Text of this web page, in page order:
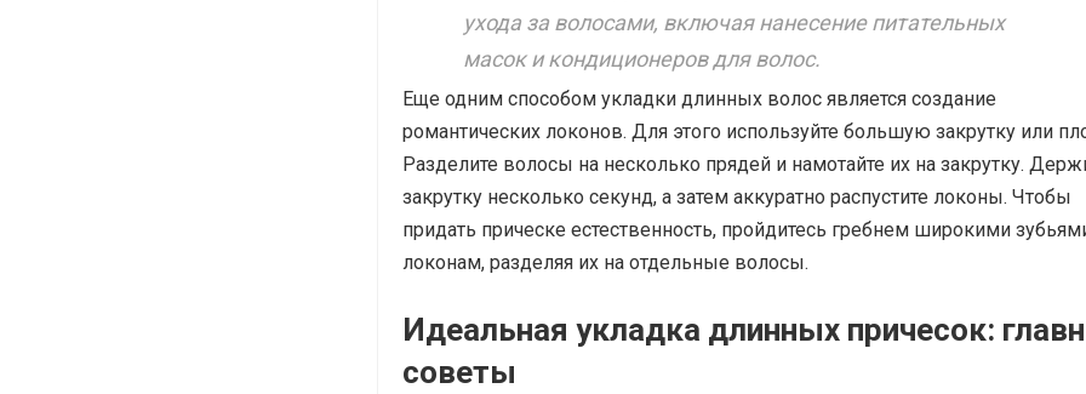
ухода за волосами, включая нанесение питательных
масок и кондиционеров для волос.
Еще одним способом укладки длинных волос является создание
романтических локонов. Для этого используйте большую закрутку или
Разделите волосы на несколько прядей и намотайте их на закрутку.
закрутку несколько секунд, а затем аккуратно распустите локоны. Чтобы
придать прическе естественность, пройдитесь гребнем широкими
локонам, разделяя их на отдельные волосы.
Идеальная укладка длинных причесок:
советы